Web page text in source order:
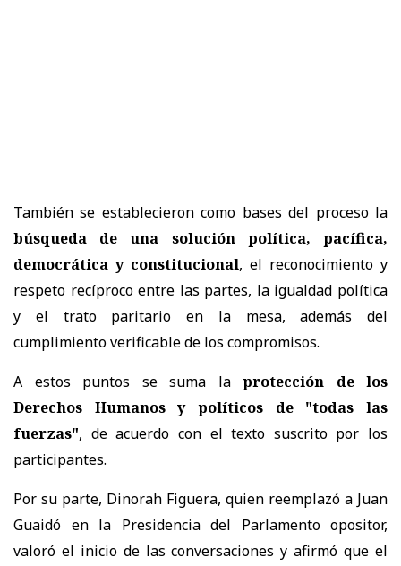
También se establecieron como bases del proceso la
búsqueda de una solución política, pacífica,
democrática y constitucional, el reconocimiento y
respeto recíproco entre las partes, la igualdad política
y el trato paritario en la mesa, además del
cumplimiento verificable de los compromisos.
A estos puntos se suma la protección de los
Derechos Humanos y políticos de "todas las
fuerzas", de acuerdo con el texto suscrito por los
participantes.
Por su parte, Dinorah Figuera, quien reemplazó a Juan
Guaidó en la Presidencia del Parlamento opositor,
valoró el inicio de las conversaciones y afirmó que el